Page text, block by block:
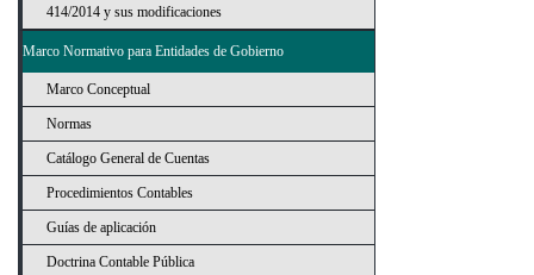
414/2014 y sus modificaciones
Marco Normativo para Entidades de Gobierno
Marco Conceptual
Normas
Catálogo General de Cuentas
Procedimientos Contables
Guías de aplicación
Doctrina Contable Pública